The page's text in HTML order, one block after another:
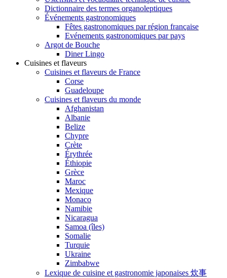
Dictionnaire des termes organoleptiques
Événements gastronomiques
Fêtes gastronomiques par région française
Evénements gastronomiques par pays
Argot de Bouche
Diner Lingo
Cuisines et flaveurs
Cuisines et flaveurs de France
Corse
Guadeloupe
Cuisines et flaveurs du monde
Afghanistan
Albanie
Belize
Chypre
Crète
Érythrée
Éthiopie
Grèce
Maroc
Mexique
Monaco
Namibie
Nicaragua
Samoa (îles)
Somalie
Turquie
Ukraine
Zimbabwe
Lexique de cuisine et gastronomie japonaises 炊事